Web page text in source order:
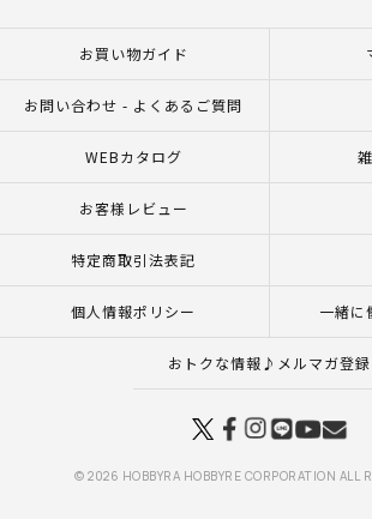
お買い物ガイド
お問い合わせ - よくあるご質問
WEBカタログ
お客様レビュー
特定商取引法表記
個人情報ポリシー 一緒
おトクな情報♪メルマガ登録
© 2026 HOBBYRA HOBBYRE CORPORATION ALL